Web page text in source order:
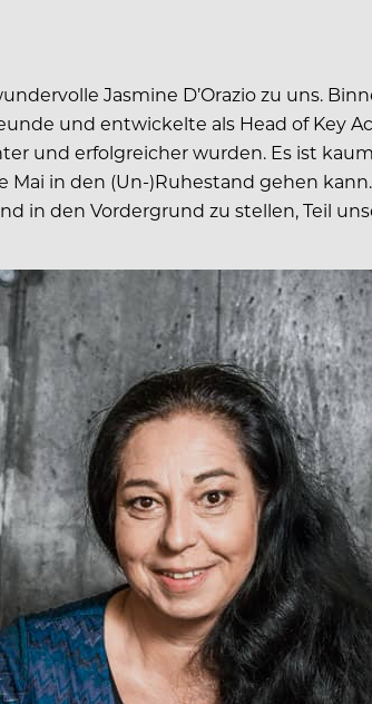
Jasmine D’Orazio zu uns.
und entwickelte als Head of Key
und erfolgreicher wurden. Es ist
in den (Un-)Ruhestand gehen
in den Vordergrund zu stellen, Teil